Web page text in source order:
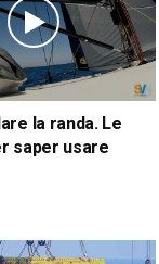
la randa. Le
saper usare